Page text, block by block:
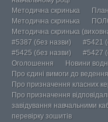
Методична скринька
Методична скринька
Методична скринька
#5387 (без назви)
#5421
#5425 (без назви)
#5427
Оголошення
Новини
Про єдині вимоги до
Про призначення класних
Про призначення
завідування навчальними
перевірку зошитів